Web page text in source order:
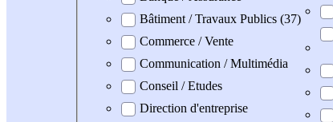
Bâtiment / Travaux Publics (37)
Commerce / Vente
Communication / Multimédia
Conseil / Etudes
Direction d'entreprise